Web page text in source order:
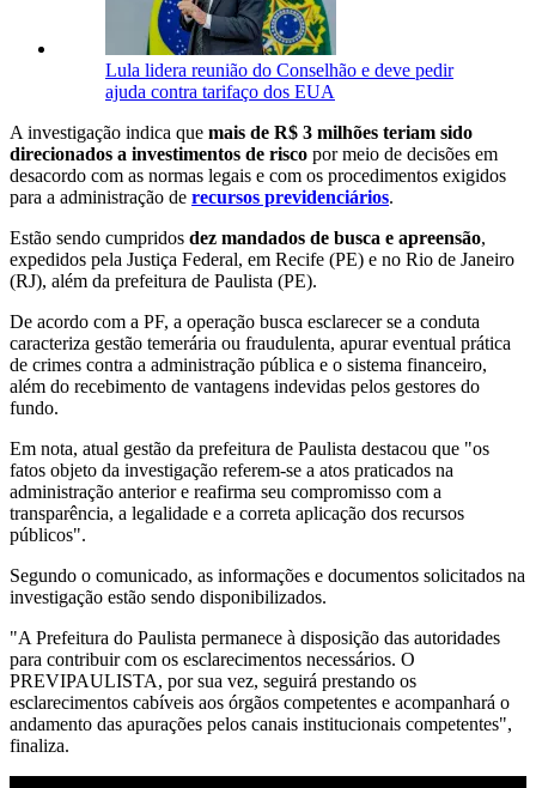
Lula lidera reunião do Conselhão e deve pedir
ajuda contra tarifaço dos EUA
A investigação indica que mais de R$ 3 milhões teriam sido
direcionados a investimentos de risco por meio de decisões em
desacordo com as normas legais e com os procedimentos exigidos
para a administração de recursos previdenciários.
Estão sendo cumpridos dez mandados de busca e apreensão,
expedidos pela Justiça Federal, em Recife (PE) e no Rio de Janeiro
(RJ), além da prefeitura de Paulista (PE).
De acordo com a PF, a operação busca esclarecer se a conduta
caracteriza gestão temerária ou fraudulenta, apurar eventual prática
de crimes contra a administração pública e o sistema financeiro,
além do recebimento de vantagens indevidas pelos gestores do
fundo.
Em nota, atual gestão da prefeitura de Paulista destacou que "os
fatos objeto da investigação referem-se a atos praticados na
administração anterior e reafirma seu compromisso com a
transparência, a legalidade e a correta aplicação dos recursos
públicos".
Segundo o comunicado, as informações e documentos solicitados na
investigação estão sendo disponibilizados.
"A Prefeitura do Paulista permanece à disposição das autoridades
para contribuir com os esclarecimentos necessários. O
PREVIPAULISTA, por sua vez, seguirá prestando os
esclarecimentos cabíveis aos órgãos competentes e acompanhará o
andamento das apurações pelos canais institucionais competentes",
finaliza.